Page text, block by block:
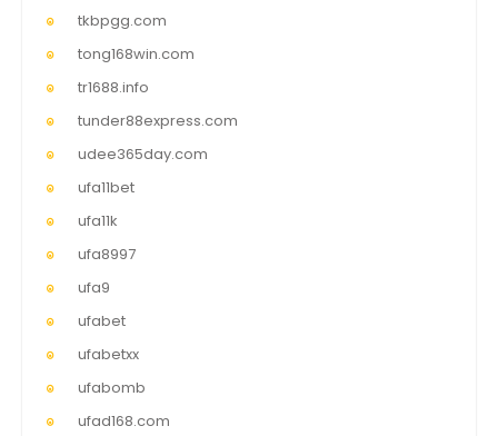
tkbpgg.com
tong168win.com
tr1688.info
tunder88express.com
udee365day.com
ufa11bet
ufa11k
ufa8997
ufa9
ufabet
ufabetxx
ufabomb
ufad168.com